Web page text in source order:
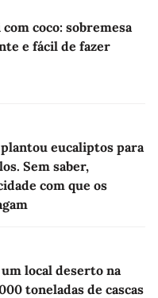
coco: sobremesa
e fácil de fazer
eucaliptos para
Sem saber,
com que os
local deserto na
toneladas de cascas